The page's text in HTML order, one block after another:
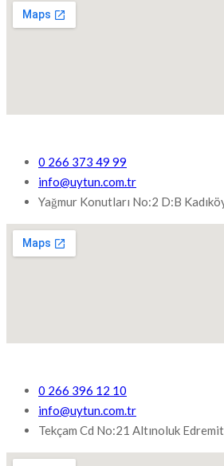
0 266 373 49 99
info@uytun.com.tr
Yağmur Konutları No:2 D:B
0 266 396 12 10
info@uytun.com.tr
Tekçam Cd No:21 Altınoluk